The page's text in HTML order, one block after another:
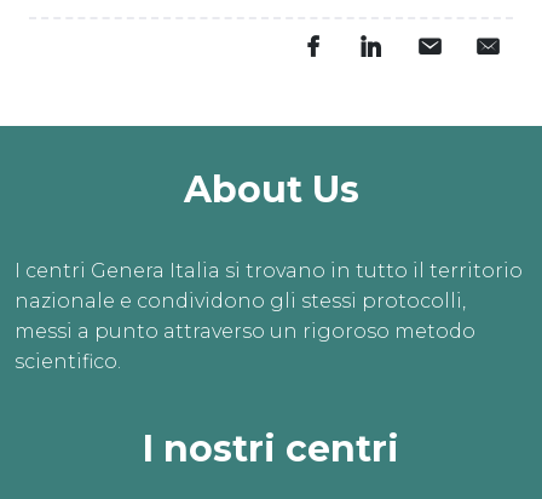
About Us
I centri Genera Italia si trovano in tutto il territorio
nazionale e condividono gli stessi protocolli,
messi a punto attraverso un rigoroso metodo
scientifico.
I nostri centri